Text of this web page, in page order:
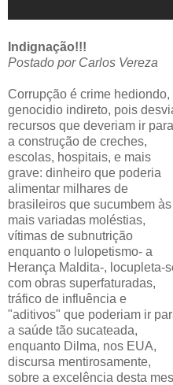
Indignação!!!
Postado por Carlos Vereza
Corrupção é crime hediondo,
genocidio indireto, pois
recursos que deveriam ir para
a construção de creches,
escolas, hospitais, e mais
grave: dinheiro que poderia
alimentar milhares de
brasileiros que sucumbem às
mais variadas moléstias,
vítimas de subnutrição
enquanto o lulopetismo- a
Herança Maldita-, locupleta-
com obras superfaturadas,
tráfico de influência e
"aditivos" que poderiam ir
a saúde tão sucateada,
enquanto Dilma, nos EUA,
discursa mentirosamente,
sobre a excelência desta